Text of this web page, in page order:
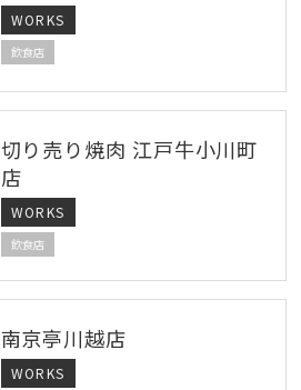
WORKS
飲食店
切り売り焼肉 江戸牛小川町
店
WORKS
飲食店
南京亭川越店
WORKS